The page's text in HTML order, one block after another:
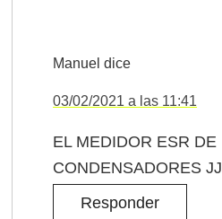
Manuel dice
03/02/2021 a las 11:41
EL MEDIDOR ESR DE
CONDENSADORES JJ
Responder